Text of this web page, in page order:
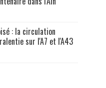
: la circulation
sur l'A7 et l'A43